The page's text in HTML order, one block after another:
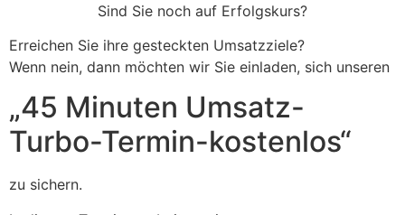
Sind Sie noch auf Erfolgskurs?
Erreichen Sie ihre gesteckten Umsatzziele?
Wenn nein, dann möchten wir Sie einladen, sich unseren
„45 Minuten Umsatz-
Turbo-Termin-kostenlos“
zu sichern.